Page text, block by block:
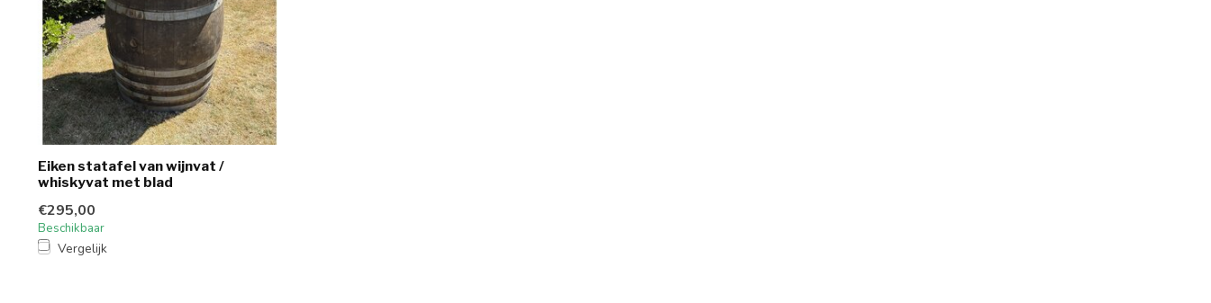
Eiken statafel van wijnvat /
whiskyvat met blad
€295,00
Beschikbaar
Vergelijk